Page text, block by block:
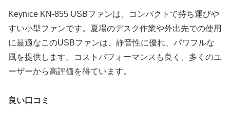
Keynice KN-855 USBファンは、コンパクトで持ち運びや
すい小型ファンです。夏場のデスク作業や外出先での使用
に最適なこのUSBファンは、静音性に優れ、パワフルな
風を提供します。コストパフォーマンスも良く、多くのユ
ーザーから高評価を得ています。
良い口コミ